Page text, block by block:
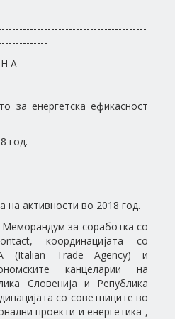
А
за енергетска ефикасност
год.
на активности во 2018 год.
за соработка со
координацијата со
(Italian Trade Agency) и
канцеларии на
Словенија и Република
со советниците во
проекти и енергетика ,